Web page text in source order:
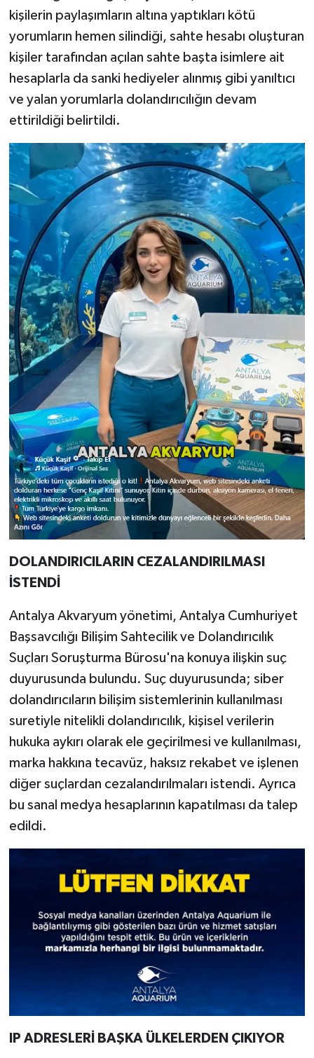
kişilerin paylaşımların altına yaptıkları kötü
yorumların hemen silindiği, sahte hesabı oluşturan
kişiler tarafından açılan sahte başta isimlere ait
hesaplarla da sanki hediyeler alınmış gibi yanıltıcı
ve yalan yorumlarla dolandırıcılığın devam
ettirildiği belirtildi.
DOLANDIRICILARIN CEZALANDIRILMASI
İSTENDİ
Antalya Akvaryum yönetimi, Antalya Cumhuriyet
Başsavcılığı Bilişim Sahtecilik ve Dolandırıcılık
Suçları Soruşturma Bürosu'na konuya ilişkin suç
duyurusunda bulundu. Suç duyurusunda; siber
dolandırıcıların bilişim sistemlerinin kullanılması
suretiyle nitelikli dolandırıcılık, kişisel verilerin
hukuka aykırı olarak ele geçirilmesi ve kullanılması,
marka hakkına tecavüz, haksız rekabet ve işlenen
diğer suçlardan cezalandırılmaları istendi. Ayrıca
bu sanal medya hesaplarının kapatılması da talep
edildi.
IP ADRESLERİ BAŞKA ÜLKELERDEN ÇIKIYOR